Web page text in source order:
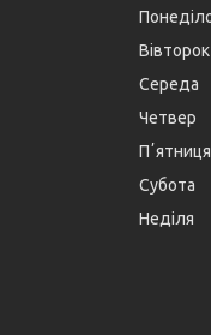
Вівторок
Середа
Четвер
Пʼятниця
Субота
Неділя